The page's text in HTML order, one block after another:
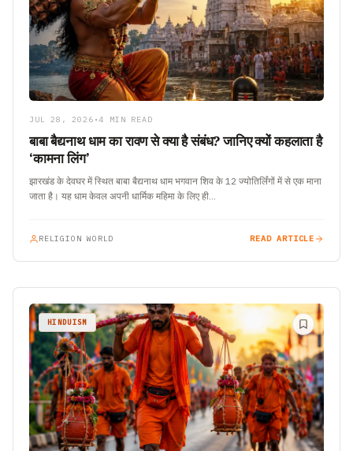
JUL 28, 2026 •4 MIN READ
बाबा बैद्यनाथ धाम का रावण से क्या है संबंध? जानिए क्यों कहलाता है
‘कामना लिंग’
झारखंड के देवघर में स्थित बाबा बैद्यनाथ धाम भगवान शिव के 12 ज्योतिर्लिंगों में से एक माना
जाता है। यह धाम केवल अपनी धार्मिक महिमा के लिए ही…
RELIGION WORLD READ ARTICLE
HINDUISM